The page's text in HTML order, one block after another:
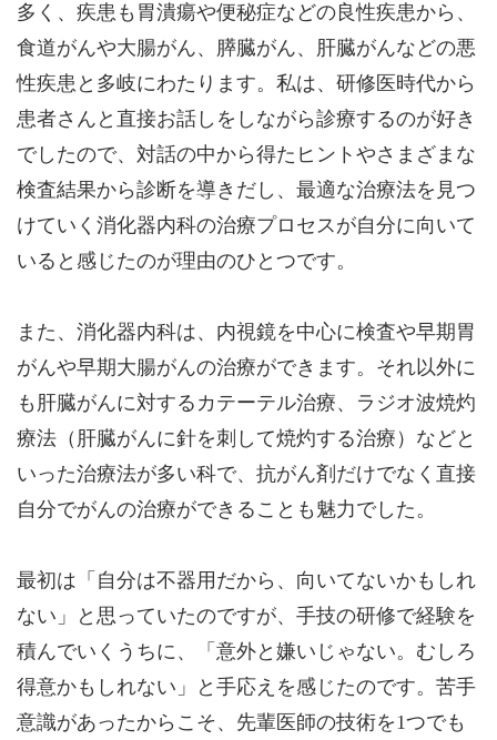
多く、疾患も胃潰瘍や便秘症などの良性疾患から、
食道がんや大腸がん、膵臓がん、肝臓がんなどの悪
性疾患と多岐にわたります。私は、研修医時代から
患者さんと直接お話しをしながら診療するのが好き
でしたので、対話の中から得たヒントやさまざまな
検査結果から診断を導きだし、最適な治療法を見つ
けていく消化器内科の治療プロセスが自分に向いて
いると感じたのが理由のひとつです。
また、消化器内科は、内視鏡を中心に検査や早期胃
がんや早期大腸がんの治療ができます。それ以外に
も肝臓がんに対するカテーテル治療、ラジオ波焼灼
療法（肝臓がんに針を刺して焼灼する治療）などと
いった治療法が多い科で、抗がん剤だけでなく直接
自分でがんの治療ができることも魅力でした。
最初は「自分は不器用だから、向いてないかもしれ
ない」と思っていたのですが、手技の研修で経験を
積んでいくうちに、「意外と嫌いじゃない。むしろ
得意かもしれない」と手応えを感じたのです。苦手
意識があったからこそ、先輩医師の技術を1つでも